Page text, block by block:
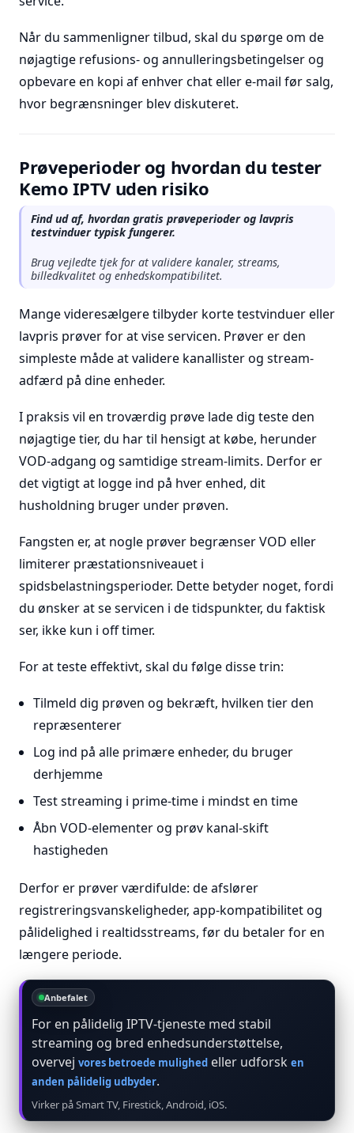
Når du sammenligner tilbud, skal du spørge om de
nøjagtige refusions- og annulleringsbetingelser og
opbevare en kopi af enhver chat eller e-mail før salg,
hvor begrænsninger blev diskuteret.
Prøveperioder og hvordan du tester
Kemo IPTV uden risiko
Find ud af, hvordan gratis prøveperioder og lavpris
testvinduer typisk fungerer.
Brug vejledte tjek for at validere kanaler, streams,
billedkvalitet og enhedskompatibilitet.
Mange videresælgere tilbyder korte testvinduer eller
lavpris prøver for at vise servicen. Prøver er den
simpleste måde at validere kanallister og stream-
adfærd på dine enheder.
I praksis vil en troværdig prøve lade dig teste den
nøjagtige tier, du har til hensigt at købe, herunder
VOD-adgang og samtidige stream-limits. Derfor er
det vigtigt at logge ind på hver enhed, dit
husholdning bruger under prøven.
Fangsten er, at nogle prøver begrænser VOD eller
limiterer præstationsniveauet i
spidsbelastningsperioder. Dette betyder noget, fordi
du ønsker at se servicen i de tidspunkter, du faktisk
ser, ikke kun i off timer.
For at teste effektivt, skal du følge disse trin:
Tilmeld dig prøven og bekræft, hvilken tier den
repræsenterer
Log ind på alle primære enheder, du bruger
derhjemme
Test streaming i prime-time i mindst en time
Åbn VOD-elementer og prøv kanal-skift
hastigheden
Derfor er prøver værdifulde: de afslører
registreringsvanskeligheder, app-kompatibilitet og
pålidelighed i realtidsstreams, før du betaler for en
længere periode.
Anbefalet
For en pålidelig IPTV-tjeneste med stabil
streaming og bred enhedsunderstøttelse,
overvej vores betroede mulighed eller udforsk en
anden pålidelig udbyder.
Virker på Smart TV, Firestick, Android, iOS.